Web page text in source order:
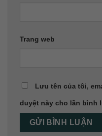
Trang web
Lưu tên của tôi,
duyệt này cho lần bình